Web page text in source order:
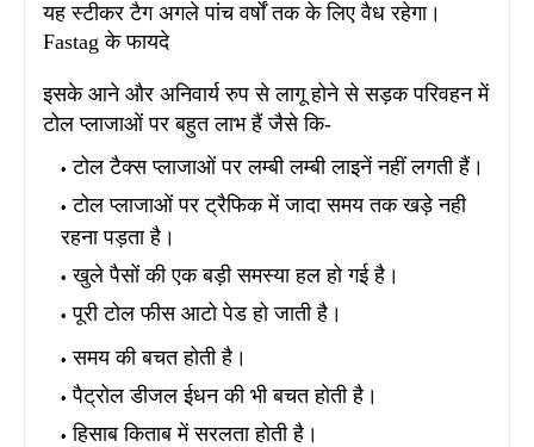
यह स्टीकर टैग अगले पांच वर्षों तक के लिए वैध रहेगा।
Fastag के फायदे
इसके आने और अनिवार्य रुप से लागू होने से सड़क परिवहन में
टोल प्लाजाओं पर बहुत लाभ हैं जैसे कि-
टोल टैक्स प्लाजाओं पर लम्बी लम्बी लाइनें नहीं लगती हैं।
टोल प्लाजाओं पर ट्रैफिक में जादा समय तक खड़े नही
रहना पड़ता है।
खुले पैसों की एक बड़ी समस्या हल हो गई है।
पूरी टोल फीस आटो पेड हो जाती है।
समय की बचत होती है।
पैट्रोल डीजल ईधन की भी बचत होती है।
हिसाब किताब में सरलता होती है।